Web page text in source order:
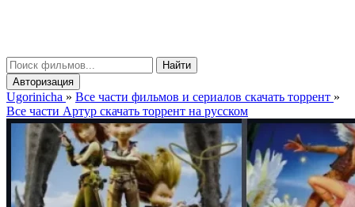
Найти
Авторизация
Ugorinicha » Все части фильмов и сериалов скачать торрент »
Все части Артур скачать торрент на русском